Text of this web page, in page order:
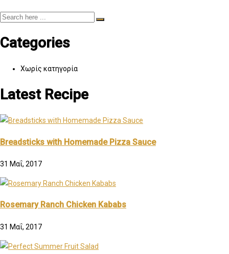
Categories
Χωρίς κατηγορία
Latest Recipe
Breadsticks with Homemade Pizza Sauce
31 Μαΐ, 2017
Rosemary Ranch Chicken Kababs
31 Μαΐ, 2017